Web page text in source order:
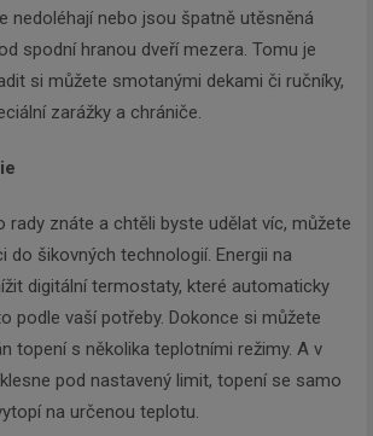
nedoléhají nebo jsou špatně utěsněná
spodní hranou dveří mezera. Tomu je
si můžete smotanými dekami či ručníky,
zarážky a chrániče.
rady znáte a chtěli byste udělat víc, můžete
do šikovných technologií. Energii na
digitální termostaty, které automaticky
podle vaší potřeby. Dokonce si můžete
topení s několika teplotními režimy. A v
pod nastavený limit, topení se samo
na určenou teplotu.
Odebírat